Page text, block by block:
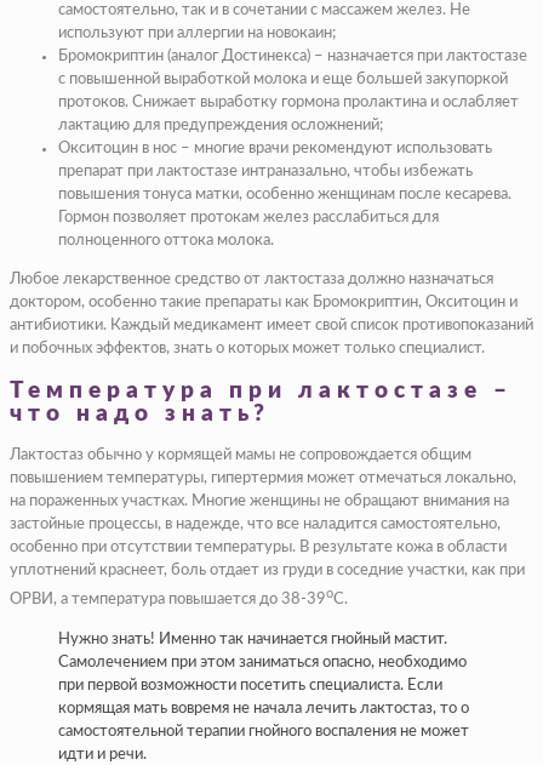
самостоятельно, так и в сочетании с массажем желез. Не
используют при аллергии на новокаин;
Бромокриптин (аналог Достинекса) – назначается при лактостазе
с повышенной выработкой молока и еще большей закупоркой
протоков. Снижает выработку гормона пролактина и ослабляет
лактацию для предупреждения осложнений;
Окситоцин в нос – многие врачи рекомендуют использовать
препарат при лактостазе интраназально, чтобы избежать
повышения тонуса матки, особенно женщинам после кесарева.
Гормон позволяет протокам желез расслабиться для
полноценного оттока молока.
Любое лекарственное средство от лактостаза должно назначаться
доктором, особенно такие препараты как Бромокриптин, Окситоцин и
антибиотики. Каждый медикамент имеет свой список противопоказаний
и побочных эффектов, знать о которых может только специалист.
Температура при лактостазе –
что надо знать?
Лактостаз обычно у кормящей мамы не сопровождается общим
повышением температуры, гипертермия может отмечаться локально,
на пораженных участках. Многие женщины не обращают внимания на
застойные процессы, в надежде, что все наладится самостоятельно,
особенно при отсутствии температуры. В результате кожа в области
уплотнений краснеет, боль отдает из груди в соседние участки, как при
ОРВИ, а температура повышается до 38-39оС.
Нужно знать! Именно так начинается гнойный мастит.
Самолечением при этом заниматься опасно, необходимо
при первой возможности посетить специалиста. Если
кормящая мать вовремя не начала лечить лактостаз, то о
самостоятельной терапии гнойного воспаления не может
идти и речи.